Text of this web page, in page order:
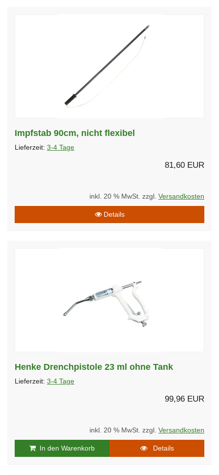
Impfstab 90cm, nicht flexibel
Lieferzeit: 3-4 Tage
81,60 EUR
inkl. 20 % MwSt. zzgl. Versandkosten
Details
Henke Drenchpistole 23 ml ohne Tank
Lieferzeit: 3-4 Tage
99,96 EUR
inkl. 20 % MwSt. zzgl. Versandkosten
In den Warenkorb Details